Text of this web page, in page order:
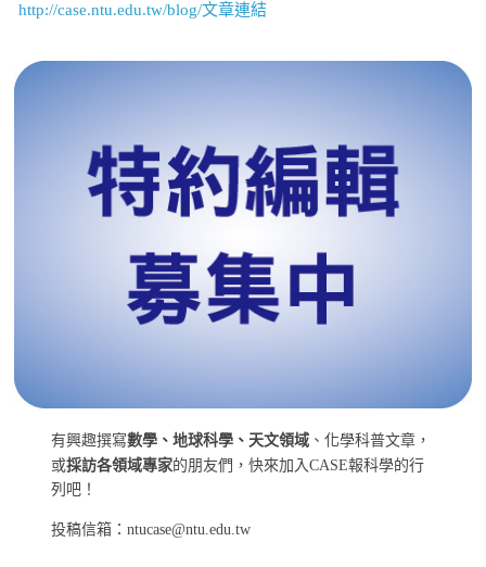
http://case.ntu.edu.tw/blog/文章連結
有興趣撰寫數學、地球科學、天文領域 、化學科普文章，
或採訪各領域專家的朋友們，快來加入CASE報科學的行
列吧！
投稿信箱：ntucase@ntu.edu.tw